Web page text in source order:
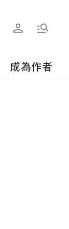
成為作者